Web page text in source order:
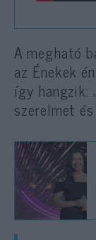
A megható
az Énekek
így hangzik:
szerelmet